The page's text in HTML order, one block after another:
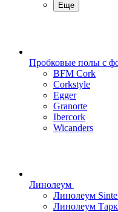
Еще
Пробковые полы с
BFM Cork
Corkstyle
Egger
Granorte
Ibercork
Wicanders
Линолеум
Линолеум
Линолеум